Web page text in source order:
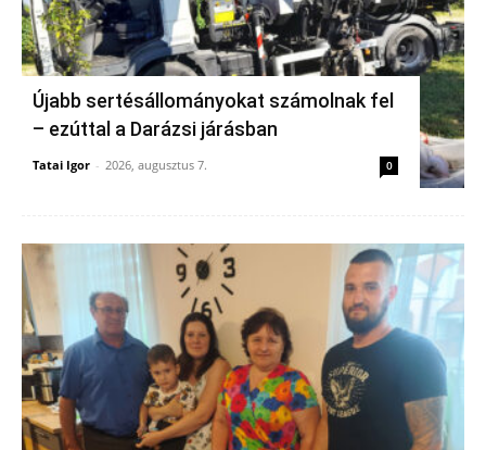
Újabb sertésállományokat számolnak fel
– ezúttal a Darázsi járásban
Tatai Igor - 2026, augusztus 7. 0